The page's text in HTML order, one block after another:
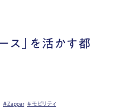
ス」を活かす都
#Zappar #モビリティ